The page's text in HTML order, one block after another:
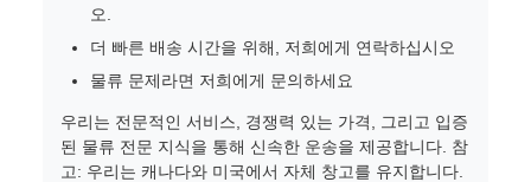
오.
더 빠른 배송 시간을 위해, 저희에게 연락하십시오
물류 문제라면 저희에게 문의하세요
우리는 전문적인 서비스, 경쟁력 있는 가격, 그리고 입증
된 물류 전문 지식을 통해 신속한 운송을 제공합니다. 참
고: 우리는 캐나다와 미국에서 자체 창고를 유지합니다.